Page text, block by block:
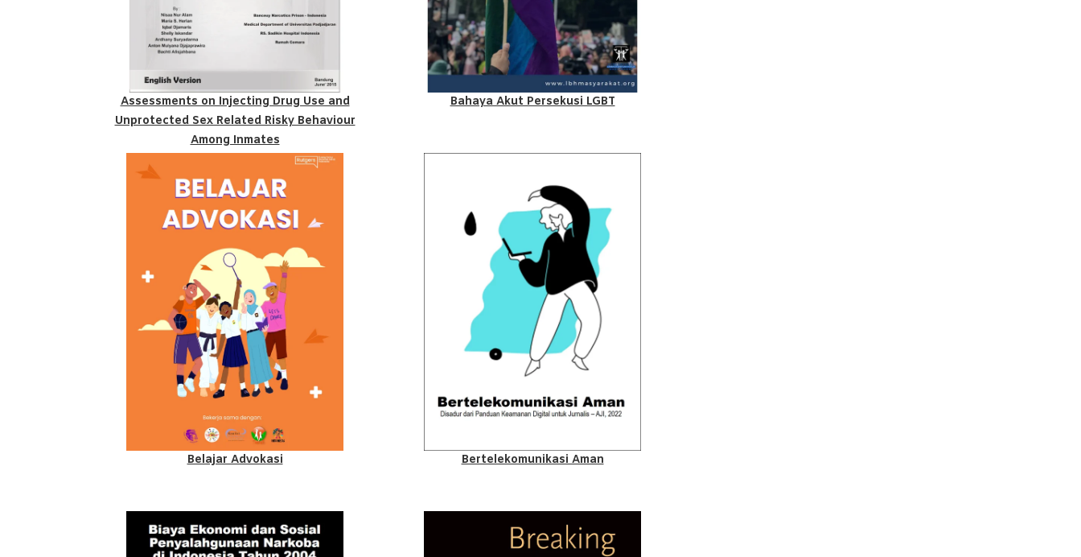
Assessments on Injecting Drug Use and
Unprotected Sex Related Risky Behaviour
Among Inmates
Bahaya Akut Persekusi LGBT
Belajar Advokasi Bertelekomunikasi Aman